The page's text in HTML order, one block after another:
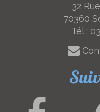
32
70360
Tél :